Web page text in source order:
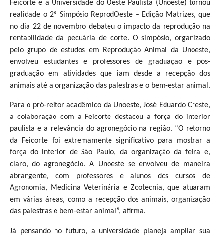
Feicorte e a Universidade do Oeste Paulista (Unoeste) tornou
realidade o 2º Simpósio ReprodOeste – Edição Matrizes, que
no dia 22 de novembro debateu o impacto da reprodução na
rentabilidade da pecuária de corte. O simpósio, organizado
pelo grupo de estudos em Reprodução Animal da Unoeste,
envolveu estudantes e professores de graduação e pós-
graduação em atividades que iam desde a recepção dos
animais até a organização das palestras e o bem-estar animal.
Para o pró-reitor acadêmico da Unoeste, José Eduardo Creste,
a colaboração com a Feicorte destacou a força do interior
paulista e a relevância do agronegócio na região. “O retorno
da Feicorte foi extremamente significativo para mostrar a
força do interior de São Paulo, da organização da feira e,
claro, do agronegócio. A Unoeste se envolveu de maneira
abrangente, com professores e alunos dos cursos de
Agronomia, Medicina Veterinária e Zootecnia, que atuaram
em várias áreas, como a recepção dos animais, organização
das palestras e bem-estar animal”, afirma.
Já pensando no futuro, a universidade planeja ampliar sua